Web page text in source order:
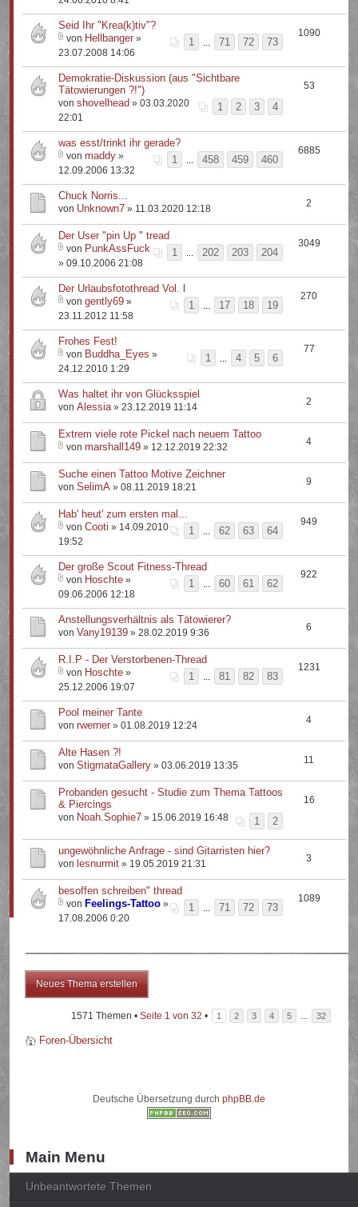
Seid Ihr "Krea(k)tiv"?
1
71 72 73
von Hellbanger »
23.07.2008 14:06
1090
Demokratie-Diskussion (aus "Sichtbare
Tätowierungen ?!")
1
2 3 4
vonshovelhead » 03.03.2020
22:01
53
was esst/trinkt ihr gerade?
1
458 459 460
vonmaddy »
12.09.2006 13:32
6885
Chuck Norris...
von Unknown7 » 11.03.2020 12:18 2
Der User "pin Up " tread
1
202 203 204
von PunkAssFuck
» 09.10.2006 21:08
3049
Der Urlaubsfotothread Vol. l
1
17 18 19
vongently69 »
23.11.2012 11:58
270
Frohes Fest!
1
4 5 6
von Buddha_Eyes »
24.12.2010 1:29
77
Was haltet ihr von Glücksspiel
vonAlessia» 23.12.2019 11:14 2
Extrem viele rote Pickel nach neuem Tattoo
vonmarshall149 » 12.12.2019 22:32 4
Suche einen Tattoo Motive Zeichner
vonSelimA » 08.11.2019 18:21 9
Hab' heut' zum ersten mal...
1
62 63 64
vonCooti » 14.09.2010
19:52
949
Der große Scout Fitness-Thread
1
60 61 62
von Hoschte »
09.06.2006 12:18
922
Anstellungsverhältnis als Tätowierer?
vonVany19139 » 28.02.2019 9:36 6
R.I.P - Der Verstorbenen-Thread
1
81 82 83
von Hoschte »
25.12.2006 19:07
1231
Pool meiner Tante
vonrwerner » 01.08.2019 12:24 4
Alte Hasen ?!
vonStigmataGallery » 03.06.2019 13:35 11
Probanden gesucht - Studie zum Thema Tattoos
& Piercings
1
2
von Noah.Sophie7 » 15.06.2019 16:48
16
ungewöhnliche Anfrage - sind Gitarristen hier?
von lesnurmit » 19.05.2019 21:31 3
besoffen schreiben" thread
1
71 72 73
von Feelings-Tattoo »
17.08.2006 0:20
1089
Neues Thema erstellen
1571 Themen • Seite 1 von 32 • 1 2 3 4 5 ... 32
Foren-Übersicht
Deutsche Übersetzung durch phpBB.de
Main Menu
Unbeantwortete Themen